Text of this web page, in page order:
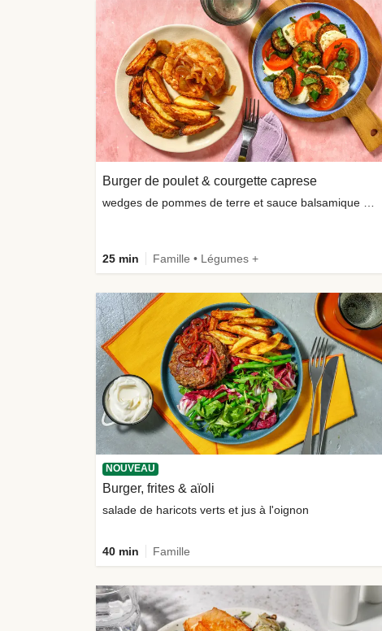
Burger de poulet & courgette caprese
25 min Famille • Légumes +
NOUVEAU
Burger, frites & aïoli
salade de haricots verts et jus à l'oignon
40 min Famille